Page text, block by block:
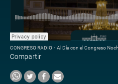
CONGRESO RADIO · Al Día con el Congreso
Compartir